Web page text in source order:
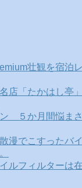
壮観を宿泊
店「たかはし亭
５か月間悩ま
漫でこすったバ
ルフィルターは